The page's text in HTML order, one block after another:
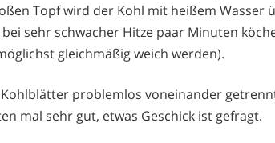
Topf wird der Kohl mit heißem Wasser
sehr schwacher Hitze paar Minuten
gleichmäßig weich werden).
problemlos voneinander
mal sehr gut, etwas Geschick ist gefragt.